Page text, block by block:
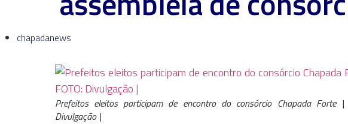
chapadanews
Prefeitos eleitos participam de encontro do consórcio Chapada Forte |
Divulgação |